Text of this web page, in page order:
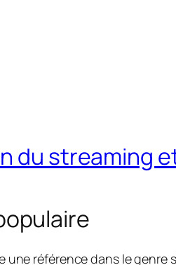
du streaming
une référence dans le